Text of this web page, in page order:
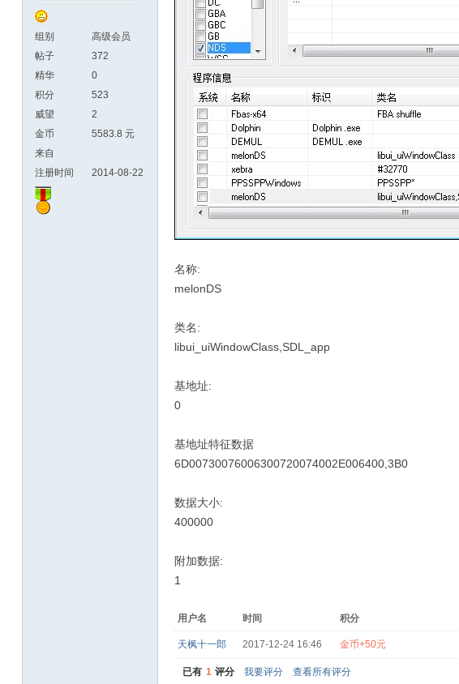
组别
高级会员
帖子
372
精华
0
积分
523
威望
2
金币
5583.8 元
来自
注册时间
2014-08-22
名称:
melonDS
类名:
libui_uiWindowClass,SDL_app
基地址:
0
基地址特征数据
6D00730076006300720074002E006400,3B0
数据大小:
400000
附加数据:
1
用户名 时间 积分
天枫十一郎 2017-12-24 16:46 金币+50元
已有 1 评分 我要评分 查看所有评分